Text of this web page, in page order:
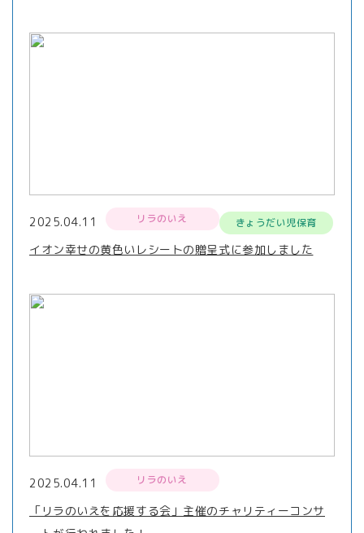
2025.04.11 リラのいえ きょうだい児保育
イオン幸せの黄色いレシートの贈呈式に参加しました
2025.04.11 リラのいえ
「リラのいえを応援する会」主催のチャリティーコンサ